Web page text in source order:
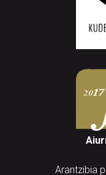
Arantzibia